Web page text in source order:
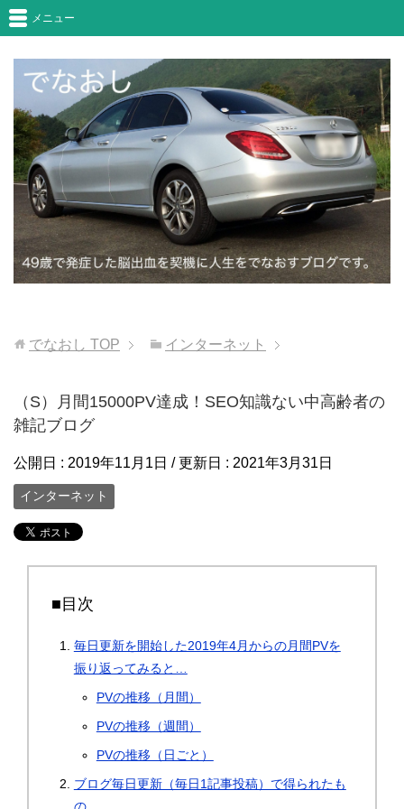
メニュー
でなおし TOP インターネット
（S）月間15000PV達成！SEO知識ない中高齢者の
雑記ブログ
公開日 : 2019年11月1日 / 更新日 : 2021年3月31日
インターネット
■目次
毎日更新を開始した2019年4月からの月間PVを
振り返ってみると…
PVの推移（月間）
PVの推移（週間）
PVの推移（日ごと）
ブログ毎日更新（毎日1記事投稿）で得られたも
の